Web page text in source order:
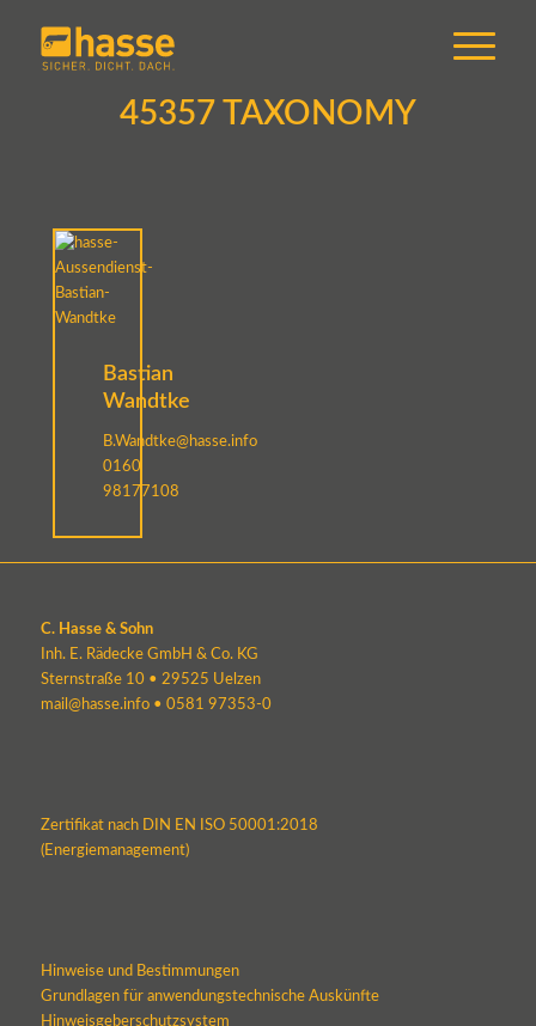
45357 TAXONOMY
Bastian
Wandtke
B.Wandtke@hasse.info
0160
98177108
C. Hasse & Sohn
Inh. E. Rädecke GmbH & Co. KG
Sternstraße 10 • 29525 Uelzen
mail@hasse.info• 0581 97353-0
Zertifikat nach DIN EN ISO 50001:2018
(Energiemanagement)
Hinweise und Bestimmungen
Grundlagen für anwendungstechnische Auskünfte
Hinweisgeberschutzsystem